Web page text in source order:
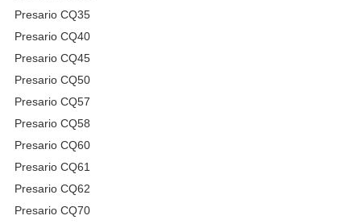
Presario CQ35
Presario CQ40
Presario CQ45
Presario CQ50
Presario CQ57
Presario CQ58
Presario CQ60
Presario CQ61
Presario CQ62
Presario CQ70